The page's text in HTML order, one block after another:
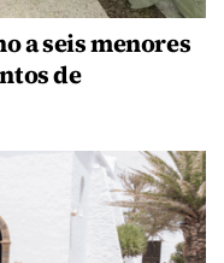
a seis menores
de